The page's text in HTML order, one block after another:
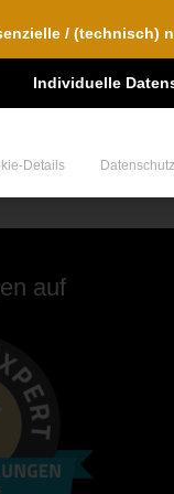
auf
/ (technisch)
Individuelle
Details